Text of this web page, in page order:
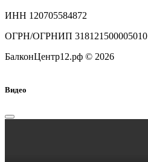
ИНН 120705584872
ОГРН/ОГРНИП 318121500005010
БалконЦентр12.рф © 2026
Видео